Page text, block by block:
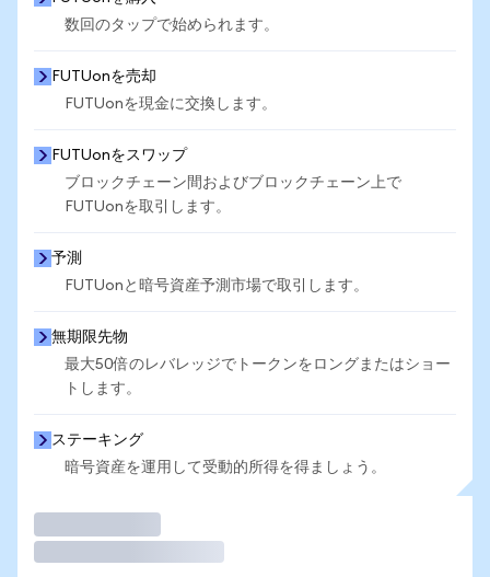
数回のタップで始められます。
FUTUonを売却
FUTUonを現金に交換します。
FUTUonをスワップ
ブロックチェーン間およびブロックチェーン上で
FUTUonを取引します。
予測
FUTUonと暗号資産予測市場で取引します。
無期限先物
最大50倍のレバレッジでトークンをロングまたはショー
トします。
ステーキング
暗号資産を運用して受動的所得を得ましょう。